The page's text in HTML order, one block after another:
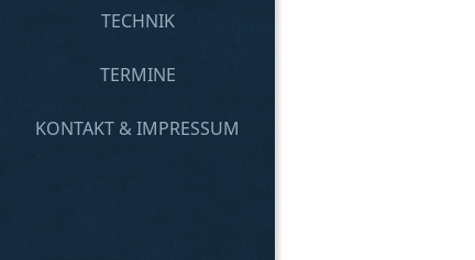
TECHNIK
TERMINE
KONTAKT & IMPRESSUM